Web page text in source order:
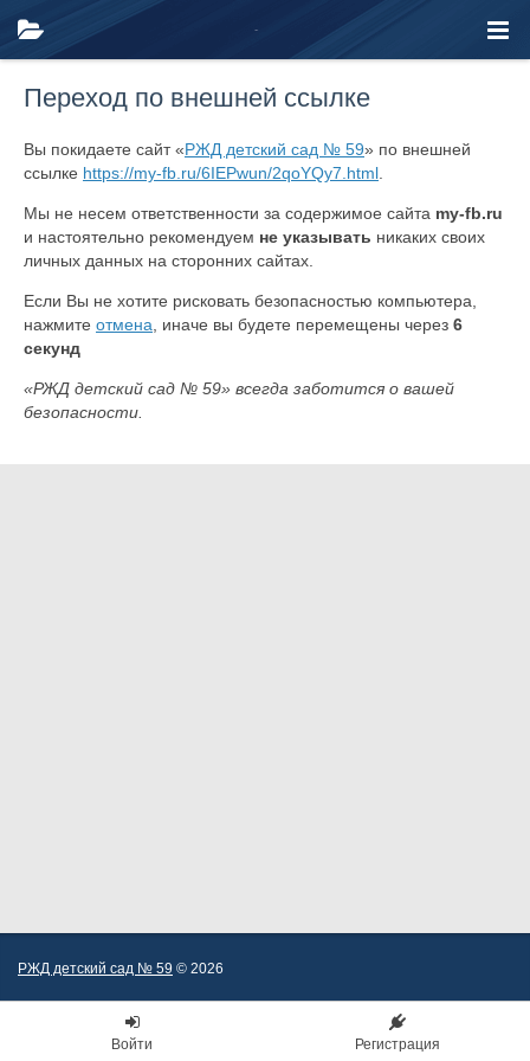
Переход по внешней ссылке
Вы покидаете сайт «РЖД детский сад № 59» по внешней
ссылке https://my-fb.ru/6IEPwun/2qoYQy7.html
Мы не несем ответственности за содержимое сайта my-fb.ru
и настоятельно рекомендуем не указывать никаких своих
личных данных на сторонних сайтах.
Если Вы не хотите рисковать безопасностью компьютера,
нажмите отмена , иначе вы будете перемещены через 6
секунд
«РЖД детский сад № 59» всегда заботится о вашей
безопасности.
РЖД детский сад № 59 © 2026
Войти Регистрация